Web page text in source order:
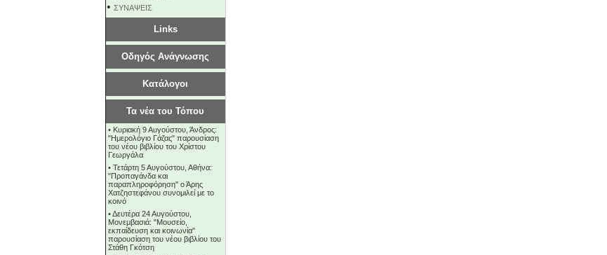
• ΣΥΝΑΨΕΙΣ
Links
Οδηγός Ανάγνωσης
Κατάλογοι
Τα νέα του Τόπου
• Κυριακή 9 Αυγούστου, Άνδρος:
"Ημερολόγιο Γάζας" παρουσίαση
του νέου βιβλίου του Χρίστου
Γεωργάλα
• Τετάρτη 5 Αυγούστου, Αθήνα:
"Προπαγάνδα και
παραπληροφόρηση" ο Άρης
Χατζηστεφάνου συνομιλεί με το
κοινό
•Δευτέρα 24 Αυγούστου,
Μονεμβασιά: "Μουσείο,
εκπαίδευση και κοινωνία"
παρουσίαση του νέου βιβλίου του
Στάθη Γκότση